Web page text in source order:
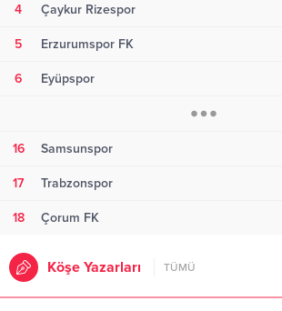
4 Çaykur Rizespor
5 Erzurumspor FK
6 Eyüpspor
16 Samsunspor
17 Trabzonspor
18 Çorum FK
Köşe Yazarları TÜMÜ